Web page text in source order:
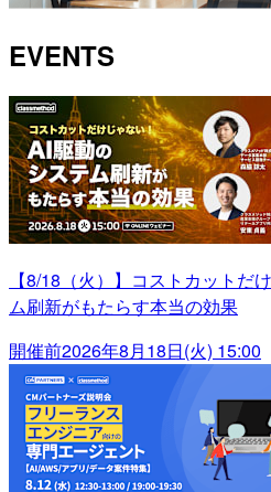
EVENTS
【8/18（火）】コストカットだ
ム刷新がもたらす本当の効果
開催前2026年8月18日(火) 15:00